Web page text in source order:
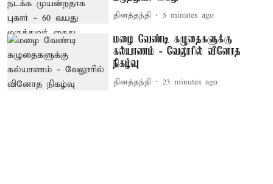
தினத்தந்தி 5 minutes ago
மழை வேண்டி கழுதைகளுக்கு
கல்யாணம் - வேலூரில் வினோத
நிகழ்வு
தினத்தந்தி 23 minutes ago